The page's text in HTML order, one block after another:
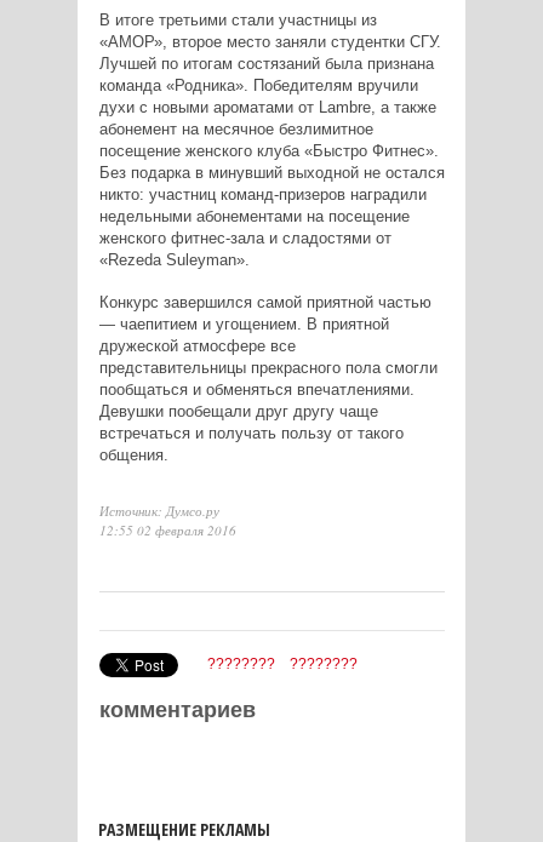
В итоге третьими стали участницы из
«АМОР», второе место заняли студентки СГУ.
Лучшей по итогам состязаний была признана
команда «Родника». Победителям вручили
духи с новыми ароматами от Lambre, а также
абонемент на месячное безлимитное
посещение женского клуба «Быстро Фитнес».
Без подарка в минувший выходной не остался
никто: участниц команд-призеров наградили
недельными абонементами на посещение
женского фитнес-зала и сладостями от
«Rezeda Suleyman».
Конкурс завершился самой приятной частью
— чаепитием и угощением. В приятной
дружеской атмосфере все
представительницы прекрасного пола смогли
пообщаться и обменяться впечатлениями.
Девушки пообещали друг другу чаще
встречаться и получать пользу от такого
общения.
Источник: Думсо.ру
12:55 02 февраля 2016
???????? ????????
комментариев
РАЗМЕЩЕНИЕ РЕКЛАМЫ